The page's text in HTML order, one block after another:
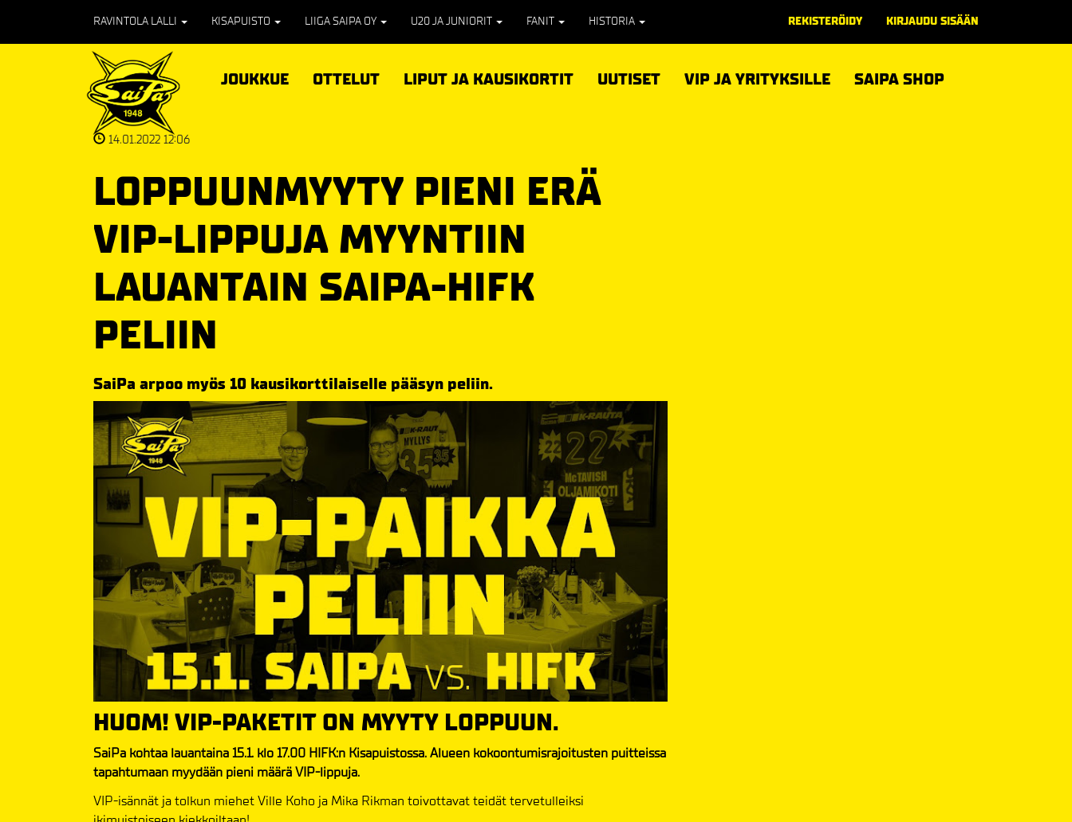
RAVINTOLA LALLI KISAPUISTO LIIGA SAIPA OY U20 JA JUNIORIT FANIT HISTORIA REKISTERÖIDY KIRJAUDU SISÄÄN
JOUKKUE OTTELUT LIPUT JA KAUSIKORTIT UUTISET VIP JA YRITYKSILLE SAIPA SHOP
14.01.2022 12:06
LOPPUUNMYYTY PIENI ERÄ
VIP-LIPPUJA MYYNTIIN
LAUANTAIN SAIPA-HIFK
PELIIN
SaiPa arpoo myös 10 kausikorttilaiselle pääsyn peliin.
HUOM! VIP-PAKETIT ON MYYTY LOPPUUN.
SaiPa kohtaa lauantaina 15.1. klo 17.00 HIFK:n Kisapuistossa. Alueen kokoontumisrajoitusten puitteissa
tapahtumaan myydään pieni määrä VIP-lippuja.
VIP-isännät ja tolkun miehet Ville Koho ja Mika Rikman toivottavat teidät tervetulleiksi